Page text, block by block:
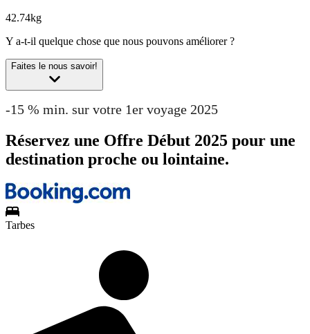
42.74kg
Y a-t-il quelque chose que nous pouvons améliorer ?
Faites le nous savoir!
-15 % min. sur votre 1er voyage 2025
Réservez une Offre Début 2025 pour une
destination proche ou lointaine.
Tarbes